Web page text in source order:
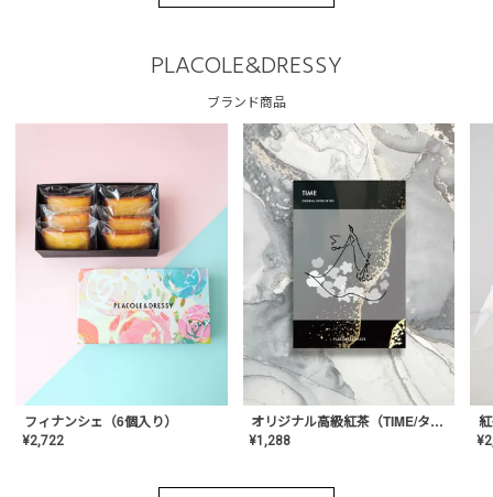
PLACOLE&DRESSY
ブランド商品
フィナンシェ（6個入り）
¥2,722
オリジナル高級紅茶（TIME/タイム）【ギフト/プチギフト/プレゼント/内祝い/結婚式/オリジナル配合/高品質/ハーブティー/茶葉/記念日/お返し/手土産/美容/おしゃれ】
¥1,288 ¥